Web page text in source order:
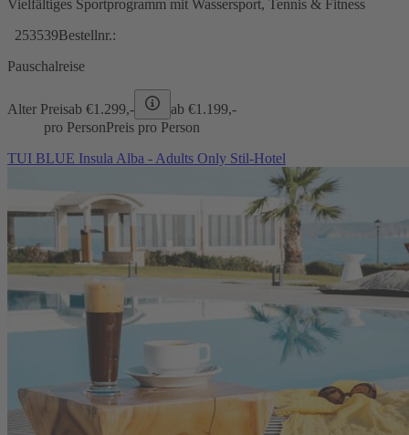
Vielfältiges Sportprogramm mit Wassersport, Tennis & Fitness
253539Bestellnr.:
Pauschalreise
Alter Preisab €1.299,- ab €1.199,-
pro PersonPreis pro Person
TUI BLUE Insula Alba - Adults Only Stil-Hotel